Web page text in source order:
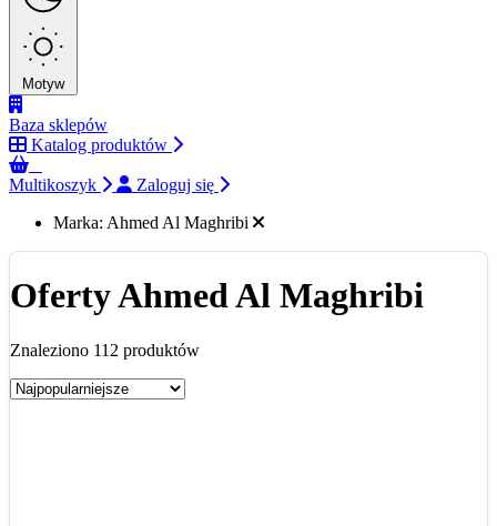
Motyw
Baza sklepów
Katalog produktów
Multikoszyk
Zaloguj się
Marka: Ahmed Al Maghribi
Oferty Ahmed Al Maghribi
Znaleziono 112 produktów